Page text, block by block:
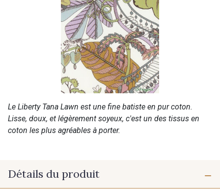
Le Liberty Tana Lawn est une fine batiste en pur coton.
Lisse, doux, et légèrement soyeux, c'est un des tissus en
coton les plus agréables à porter.
Détails du produit